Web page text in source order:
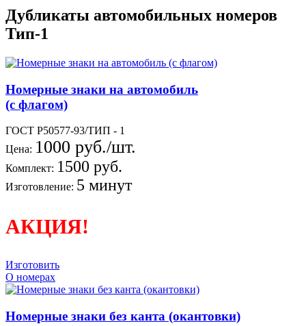
Дубликаты автомобильных номеров
Тип-1
Номерные знаки на автомобиль
(с флагом)
ГОСТ Р50577-93/ТИП - 1
Цена: 1000 руб./шт.
Комплект: 1500 руб.
Изготовление: 5 минут
АКЦИЯ!
Изготовить
О номерах
Номерные знаки без канта (окантовки)